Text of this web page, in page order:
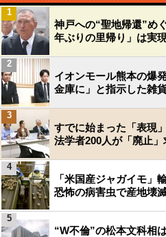
神戸への“聖地帰還”め
年ぶりの里帰り」は実
1
イオンモール熊本の爆
金庫に」と指示した雑
2
すでに始まった「表現
法学者200人が「廃止
3
「米国産ジャガイモ」
恐怖の病害虫で産地壊
4
“W不倫”の松本文科相
5